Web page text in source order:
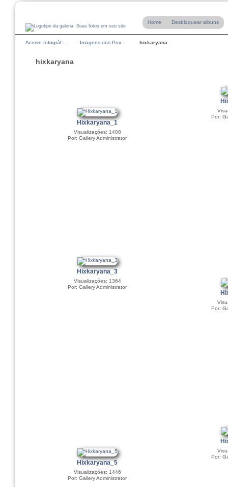
Home Desbloquear albuns
Acervo fotográf… Imagens dos Pov… hixkaryana
hixkaryana
Hixkaryana_1
Visualizações: 1408
Por: Gallery Administrator
Por:
Hixkaryana_3
Visualizações: 1364
Por: Gallery Administrator
Por:
Hixkaryana_5
Visualizações: 1446
Por: Gallery Administrator
Por: